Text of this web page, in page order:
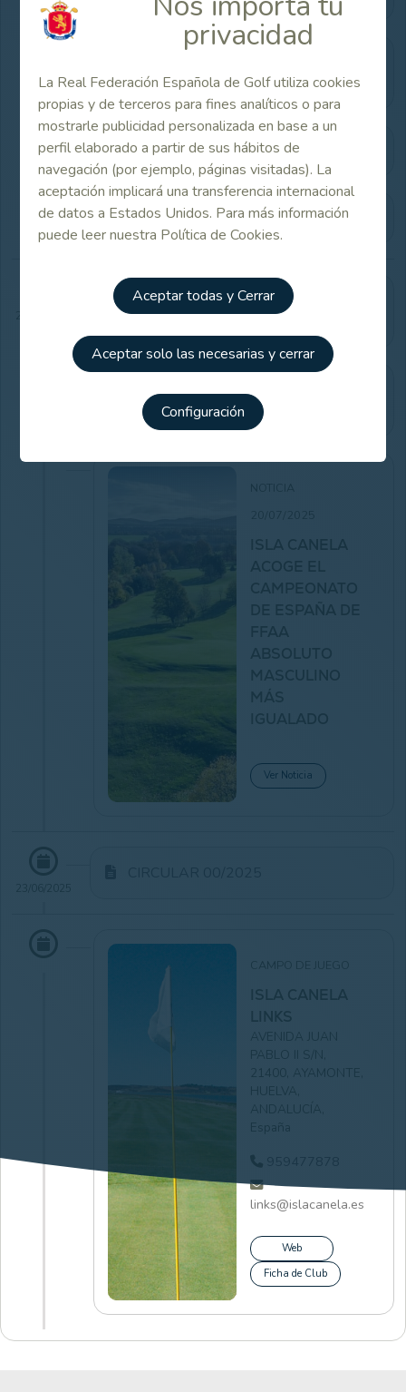
privacidad
La Real Federación Española de Golf utiliza cookies
propias y de terceros para fines analíticos o para
mostrarle publicidad personalizada en base a un
perfil elaborado a partir de sus hábitos de
navegación (por ejemplo, páginas visitadas). La
aceptación implicará una transferencia internacional
de datos a Estados Unidos. Para más información
puede leer nuestra Política de Cookies.
Aceptar todas y Cerrar
Aceptar solo las necesarias y cerrar
Configuración
oficiales (pdfs)
Listado de participantes
Información del torneo
Listado de equipos y jugadores
Información del torneo y método de
inscripción
NOTICIA
ISLA CANELA
ACOGE EL
CAMPEONATO
DE ESPAÑA DE
FFAA
ABSOLUTO
MASCULINO
MÁS
IGUALADO
Ver Noticia
23/06/2025
CAMPO DE JUEGO
ISLA CANELA
LINKS
AVENIDA JUAN
PABLO II S/N,
21400, AYAMONTE,
HUELVA,
ANDALUCÍA,
España
links@islacanela.es
Web
Ficha de Club